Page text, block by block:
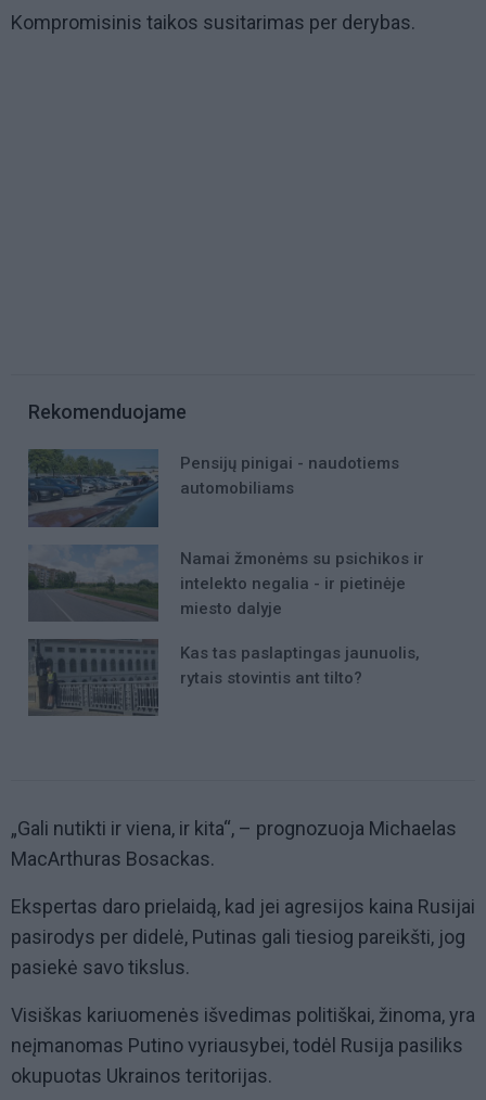
Kompromisinis taikos susitarimas per derybas.
Rekomenduojame
Pensijų pinigai - naudotiems
automobiliams
Namai žmonėms su psichikos ir
intelekto negalia - ir pietinėje
miesto dalyje
Kas tas paslaptingas jaunuolis,
rytais stovintis ant tilto?
„Gali nutikti ir viena, ir kita“, – prognozuoja Michaelas
MacArthuras Bosackas.
Ekspertas daro prielaidą, kad jei agresijos kaina Rusijai
pasirodys per didelė, Putinas gali tiesiog pareikšti, jog
pasiekė savo tikslus.
Visiškas kariuomenės išvedimas politiškai, žinoma, yra
neįmanomas Putino vyriausybei, todėl Rusija pasiliks
okupuotas Ukrainos teritorijas.